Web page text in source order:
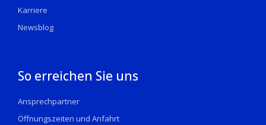
Karriere
Newsblog
So erreichen Sie uns
Ansprechpartner
Öffnungszeiten und Anfahrt